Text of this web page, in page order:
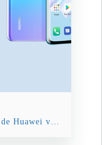
Comment Transférer les données de Huawei vers Huawei